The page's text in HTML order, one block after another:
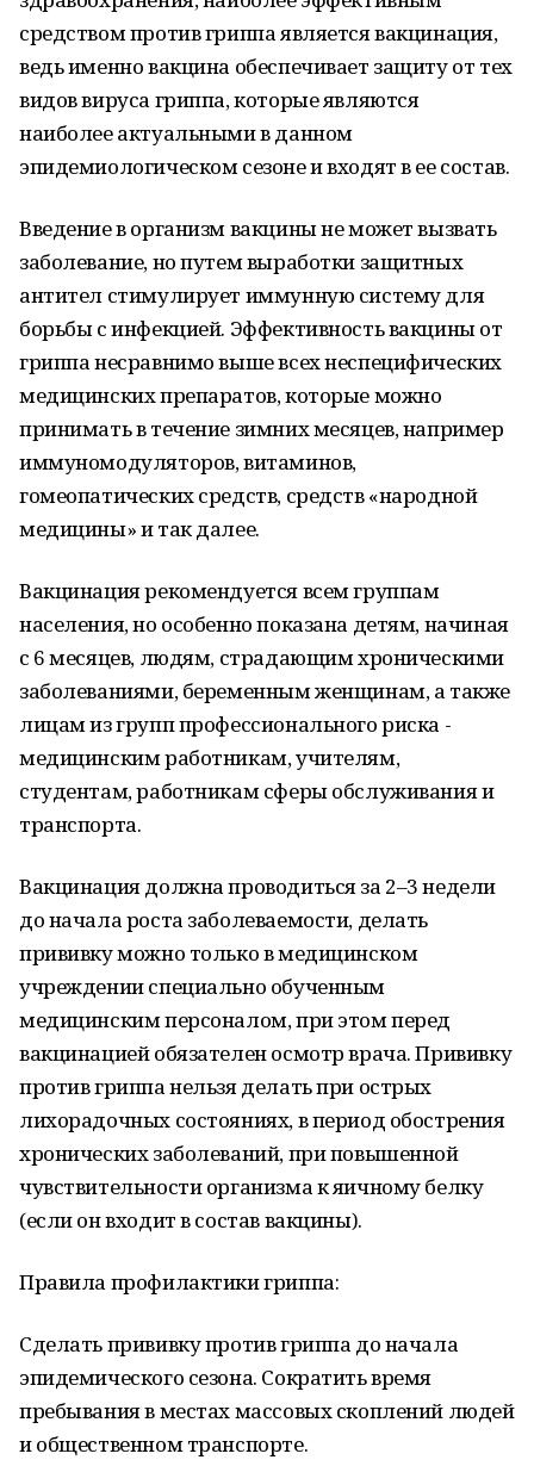
средством против гриппа является вакцинация,
ведь именно вакцина обеспечивает защиту от тех
видов вируса гриппа, которые являются
наиболее актуальными в данном
эпидемиологическом сезоне и входят в ее состав.
Введение в организм вакцины не может вызвать
заболевание, но путем выработки защитных
антител стимулирует иммунную систему для
борьбы с инфекцией. Эффективность вакцины от
гриппа несравнимо выше всех неспецифических
медицинских препаратов, которые можно
принимать в течение зимних месяцев, например
иммуномодуляторов, витаминов,
гомеопатических средств, средств «народной
медицины» и так далее.
Вакцинация рекомендуется всем группам
населения, но особенно показана детям, начиная
с 6 месяцев, людям, страдающим хроническими
заболеваниями, беременным женщинам, а также
лицам из групп профессионального риска -
медицинским работникам, учителям,
студентам, работникам сферы обслуживания и
транспорта.
Вакцинация должна проводиться за 2–3 недели
до начала роста заболеваемости, делать
прививку можно только в медицинском
учреждении специально обученным
медицинским персоналом, при этом перед
вакцинацией обязателен осмотр врача. Прививку
против гриппа нельзя делать при острых
лихорадочных состояниях, в период обострения
хронических заболеваний, при повышенной
чувствительности организма к яичному белку
(если он входит в состав вакцины).
Правила профилактики гриппа:
Сделать прививку против гриппа до начала
эпидемического сезона. Сократить время
пребывания в местах массовых скоплений людей
и общественном транспорте.